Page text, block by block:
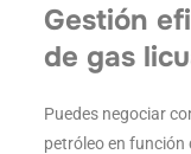
Gestión
de gas
Puedes negociar
petróleo en función